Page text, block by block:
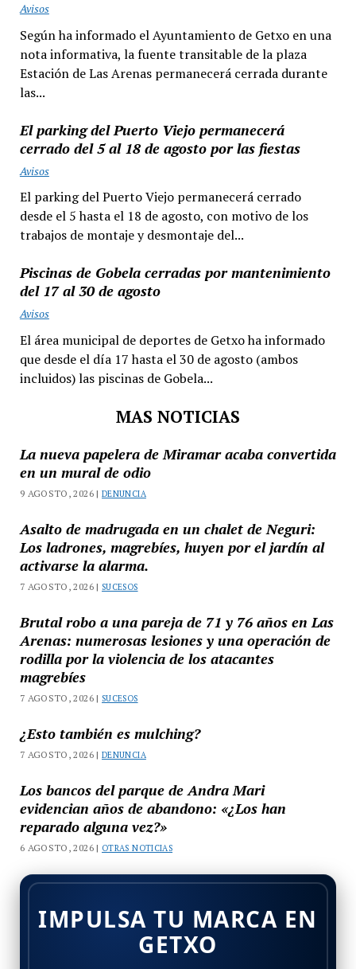
Avisos
Según ha informado el Ayuntamiento de Getxo en una
nota informativa, la fuente transitable de la plaza
Estación de Las Arenas permanecerá cerrada durante
las...
El parking del Puerto Viejo permanecerá
cerrado del 5 al 18 de agosto por las fiestas
Avisos
El parking del Puerto Viejo permanecerá cerrado
desde el 5 hasta el 18 de agosto, con motivo de los
trabajos de montaje y desmontaje del...
Piscinas de Gobela cerradas por mantenimiento
del 17 al 30 de agosto
Avisos
El área municipal de deportes de Getxo ha informado
que desde el día 17 hasta el 30 de agosto (ambos
incluidos) las piscinas de Gobela...
MAS NOTICIAS
La nueva papelera de Miramar acaba convertida
en un mural de odio
9 AGOSTO, 2026 |DENUNCIA
Asalto de madrugada en un chalet de Neguri:
Los ladrones, magrebíes, huyen por el jardín al
activarse la alarma.
7 AGOSTO, 2026 | SUCESOS
Brutal robo a una pareja de 71 y 76 años en Las
Arenas: numerosas lesiones y una operación de
rodilla por la violencia de los atacantes
magrebíes
7 AGOSTO, 2026 | SUCESOS
¿Esto también es mulching?
7 AGOSTO, 2026 |DENUNCIA
Los bancos del parque de Andra Mari
evidencian años de abandono: «¿Los han
reparado alguna vez?»
6 AGOSTO, 2026 | OTRAS NOTICIAS
IMPULSA TU MARCA EN
GETXO